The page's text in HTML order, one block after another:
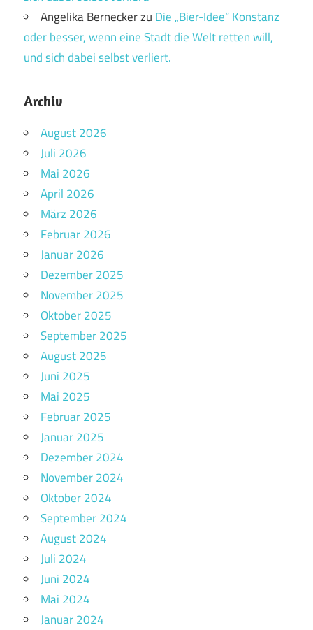
Angelika Berneckerzu Die „Bier-Idee“ Konstanz
oder besser, wenn eine Stadt die Welt retten will,
und sich dabei selbst verliert.
Archiv
August 2026
Juli 2026
Mai 2026
April 2026
März 2026
Februar 2026
Januar 2026
Dezember 2025
November 2025
Oktober 2025
September 2025
August 2025
Juni 2025
Mai 2025
Februar 2025
Januar 2025
Dezember 2024
November 2024
Oktober 2024
September 2024
August 2024
Juli 2024
Juni 2024
Mai 2024
Januar 2024